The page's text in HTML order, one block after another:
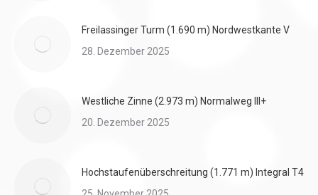
Freilassinger Turm (1.690 m) Nordwestkante V
28. Dezember 2025
Westliche Zinne (2.973 m) Normalweg III+
20. Dezember 2025
Hochstaufenüberschreitung (1.771 m) Integral T4